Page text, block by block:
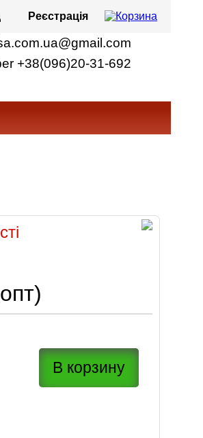
Реєстрація
+38(096)20-31-692